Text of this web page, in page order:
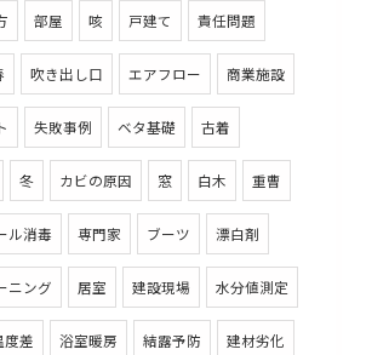
部屋 咳 戸建て 責任問題
吹き出し口 エアフロー 商業施設
失敗事例 ベタ基礎 古着
冬 カビの原因 窓 白木 重曹
ル消毒 専門家 ブーツ 漂白剤
ニング 居室 建設現場 水分値測定
度差 浴室暖房 結露予防 建材劣化